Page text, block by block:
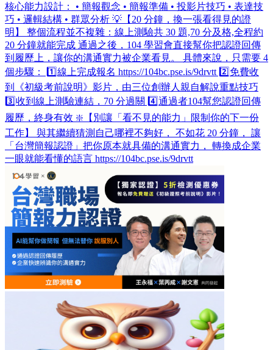
核心能力設計： • 簡報觀念 • 簡報準備 • 投影片技巧 • 表達技
巧 • 邏輯結構 • 群眾分析 💡【20 分鐘，換一張看得見的證
明】 整個流程並不複雜：線上測驗共 30 題,70 分及格,全程約
20 分鐘就能完成 通過之後，104 學習會直接幫你把認證回傳
到履歷上，讓你的溝通實力被企業看見。 具體來說，只需要 4
個步驟： 1️⃣線上完成報名 https://104bc.pse.is/9drvtt 2️⃣免費收
到《初級考前說明》影片，由三位創辦人親自解說重點技巧
3️⃣收到線上測驗連結，70 分過關 4️⃣通過者104幫您認證回傳
履歷，終身有效 ❇️【別讓「看不見的能力」限制你的下一份
工作】 與其繼續猜測自己哪裡不夠好， 不如花 20 分鐘， 讓
「台灣簡報認證」把你原本就具備的溝通實力， 轉換成企業
一眼就能看懂的語言 https://104bc.pse.is/9drvtt